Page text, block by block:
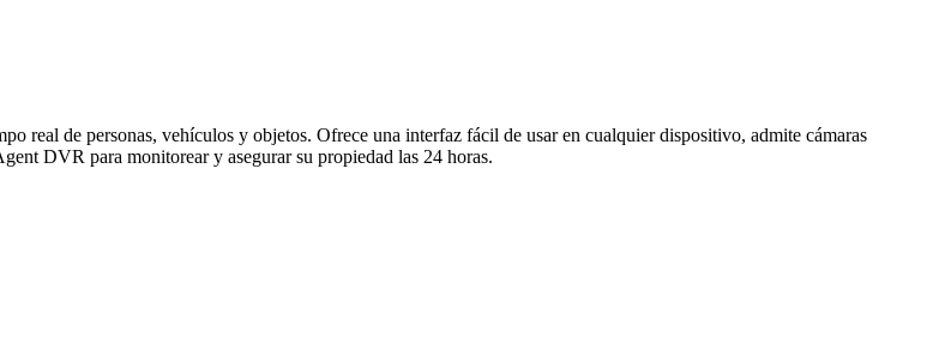
real de personas, vehículos y objetos. Ofrece una interfaz fácil de usar en cualquier dispositivo, admite cámaras
DVR para monitorear y asegurar su propiedad las 24 horas.